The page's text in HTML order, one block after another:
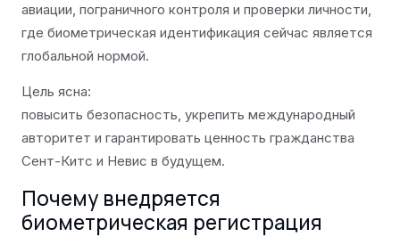
авиации, пограничного контроля и проверки личности,
где биометрическая идентификация сейчас является
глобальной нормой.
Цель ясна:
повысить безопасность, укрепить международный
авторитет и гарантировать ценность гражданства
Сент-Китс и Невис в будущем.
Почему внедряется
биометрическая регистрация